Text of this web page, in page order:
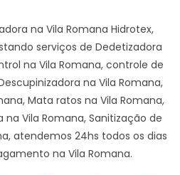
na Vila Romana Hidrotex,
serviços de Dedetizadora
na Vila Romana, controle de
na Vila Romana,
Mata ratos na Vila Romana,
na Vila Romana, Sanitização de
atendemos 24hs todos os dias
na Vila Romana.